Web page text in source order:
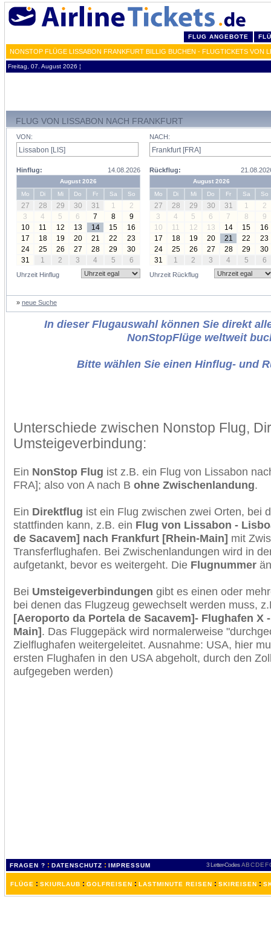
FLUG ANGEBOTE
NONSTOP FLÜGE LISSABON FRANKFURT BILLIG BUCHEN - FLUGTICKETS VON
Freitag, 07. August 2026 ¦
FLUG VON LISSABON NACH FRANKFURT
VON:
Hinflug: 14.08.2026
August 2026
Mo
Di Mi Do Fr Sa So
27 28 29 30 31 1
2
3
4 5 6 7 8
9
10
11 12 13 14 15
16
17
18 19 20 21 22
23
24
25 26 27 28 29
30
31
1 2 3 4 5 6
Uhrzeit Hinflug
NACH:
Rückflug:
August 2026
Mo
Di Mi Do Fr Sa So
27 28 29 30 31 1
2
3
4 5 6 7 8
9
10
11 12 13 14 15
16
17
18 19 20 21 22
23
24
25 26 27 28 29
30
31
1 2 3 4 5 6
Uhrzeit Rückflug
» neue Suche
In dieser Flugauswahl können Sie direkt
NonStopFlüge weltweit
Bitte wählen Sie einen Hinflug- und
Unterschiede zwischen Nonstop Flug,
Umsteigeverbindung:
Ein NonStop Flug ist z.B. ein Flug von Lissabon
FRA]; also von A nach B ohne Zwischenlandung.
Ein Direktflug ist ein Flug zwischen zwei Orten, bei
stattfinden kann, z.B. ein Flug von Lissabon -
de Sacavem] nach Frankfurt [Rhein-Main] mit
Transferflughafen. Bei Zwischenlandungen wird in
aufgetankt, bevor es weitergeht. Die Flugnummer
Bei Umsteigeverbindungen gibt es einen oder
bei denen das Flugzeug gewechselt werden muss,
[Aeroporto da Portela de Sacavem]- Flughafen X
Main]. Das Fluggepäck wird normalerweise
Zielflughafen weitergeleitet. Ausnahme: USA, hier
ersten Flughafen in den USA abgeholt, durch den
aufgegeben werden)
FRAGEN ? : DATENSCHUTZ : IMPRESSUM 3 Letter-Codes ABCDEF
FLÜGE : SKIURLAUB : GOLFREISEN : LASTMINUTE REISEN : SKIREISEN :